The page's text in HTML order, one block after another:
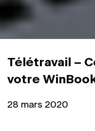
Télétravail –
votre
28 mars 2020